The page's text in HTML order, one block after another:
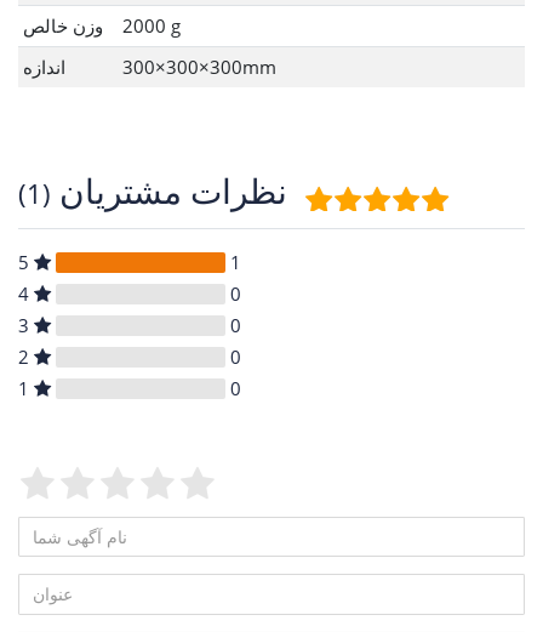
وزن خالص
2000 g
اندازه
300×300×300mm
نظرات مشتریان (1)
5
1
4
0
3
0
2
0
1
0
Feedback::Feedback.feedbackTextLegend
نام
آگهی
Feedback::Feedback.honeypotLabel